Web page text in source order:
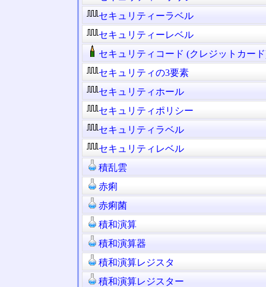
セキュリティーラベル
セキュリティーレベル
セキュリティコード (クレジットカー
セキュリティの3要素
セキュリティホール
セキュリティポリシー
セキュリティラベル
セキュリティレベル
積乱雲
赤痢
赤痢菌
積和演算
積和演算器
積和演算レジスタ
積和演算レジスター